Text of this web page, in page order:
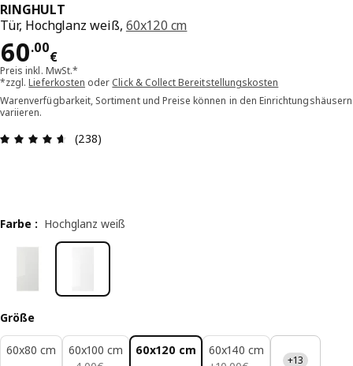
RINGHULT
Tür, Hochglanz weiß, 60x120 cm
60.00
€
Preis 60.00€
Preis inkl. MwSt.*
*zzgl.Lieferkosten oder Click & Collect Bereitstellungskosten
Warenverfügbarkeit, Sortiment und Preise können in den Einrichtungshäusern
variieren.
Bewertung: 4.6 von 5 Sterne Alle Bewertungen:
(238)
Farbe : Hochglanz weiß
Größe
60x80 cm
60x100 cm
4.00€
60x120 cm
60x140 cm
10.00€ +13